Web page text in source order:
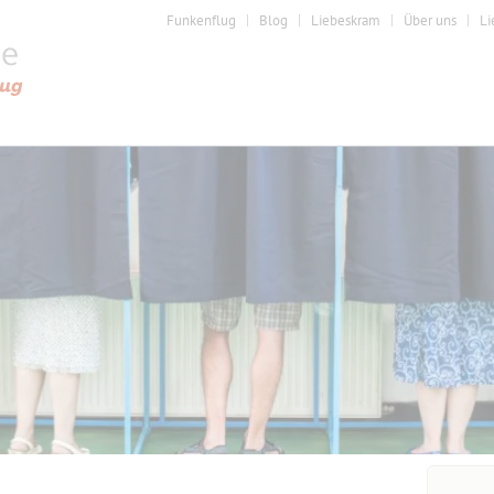
Funkenflug Blog Liebeskram Über uns